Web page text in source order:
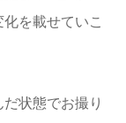
を載せていこ
状態でお撮り